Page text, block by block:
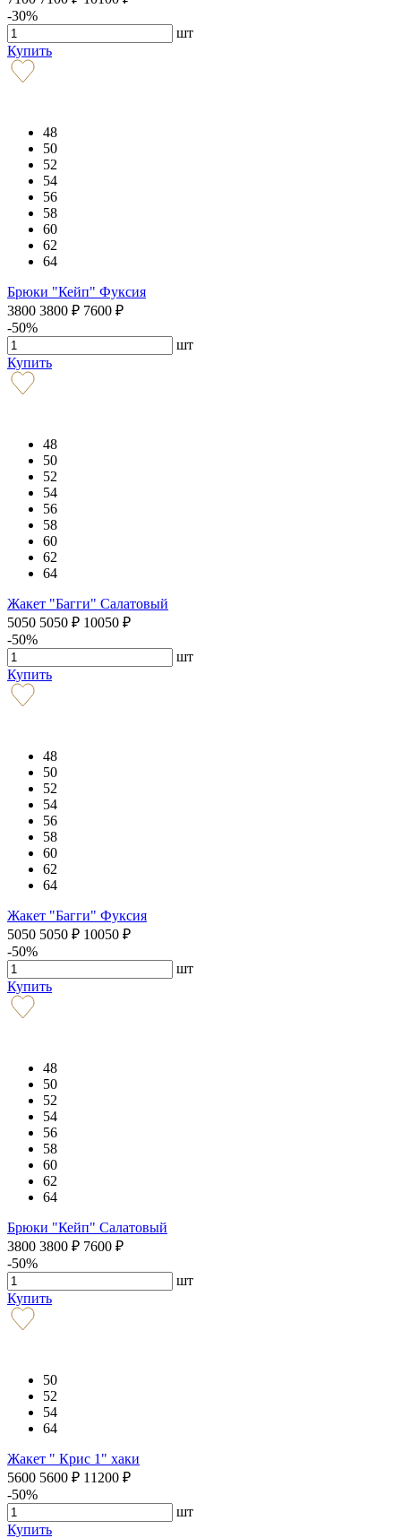
-30%
шт
Купить
48
50
52
54
56
58
60
62
64
Брюки "Кейп" Фуксия
3800 3800 ₽ 7600 ₽
-50%
шт
Купить
48
50
52
54
56
58
60
62
64
Жакет "Багги" Салатовый
5050 5050 ₽ 10050 ₽
-50%
шт
Купить
48
50
52
54
56
58
60
62
64
Жакет "Багги" Фуксия
5050 5050 ₽ 10050 ₽
-50%
шт
Купить
48
50
52
54
56
58
60
62
64
Брюки "Кейп" Салатовый
3800 3800 ₽ 7600 ₽
-50%
шт
Купить
50
52
54
64
Жакет " Крис 1" хаки
5600 5600 ₽ 11200 ₽
-50%
шт
Купить